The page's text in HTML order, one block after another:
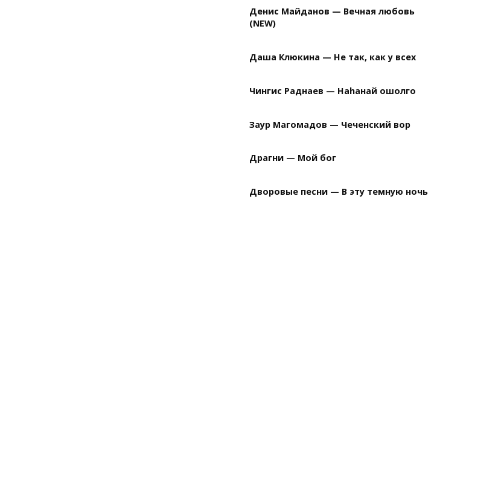
Денис Майданов — Вечная любовь
(NEW)
Даша Клюкина — Не так, как у всех
Чингис Раднаев — Наhанай ошолго
Заур Магомадов — Чеченский вор
Драгни — Мой бог
Дворовые песни — В эту темную ночь